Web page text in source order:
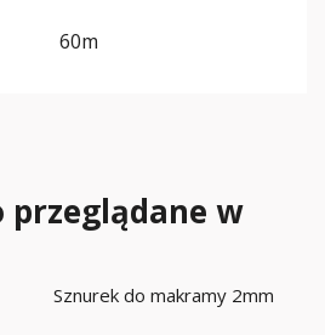
60m
w
Sznurek do makramy 2mm